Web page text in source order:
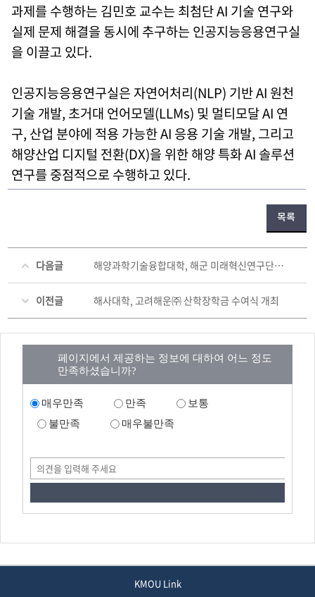
과제를 수행하는 김민호 교수는 최첨단 AI 기술 연구와
실제 문제 해결을 동시에 추구하는 인공지능응용연구실
을 이끌고 있다.
인공지능응용연구실은 자연어처리(NLP) 기반 AI 원천
기술 개발, 초거대 언어모델(LLMs) 및 멀티모달 AI 연
구, 산업 분야에 적용 가능한 AI 응용 기술 개발, 그리고
해양산업 디지털 전환(DX)을 위한 해양 특화 AI 솔루션
연구를 중점적으로 수행하고 있다.
목록
다음글 해양과학기술융합대학, 해군 미래혁신연구단과 업무협약
이전글 해사대학, 고려해운㈜ 산학장학금 수여식 개최
페이지에서 제공하는 정보에 대하여 어느 정도
만족하셨습니까?
매우만족 만족
보통
불만족
매우불만족
KMOU Link